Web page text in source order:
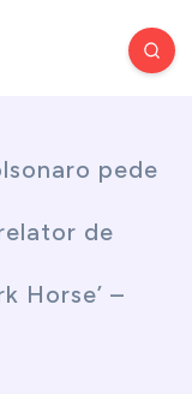
pede
de
Horse’ –